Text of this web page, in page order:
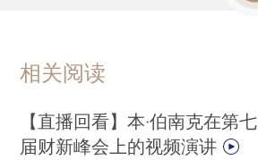
相关阅读
【直播回看】本·伯南克在第七
届财新峰会上的视频演讲